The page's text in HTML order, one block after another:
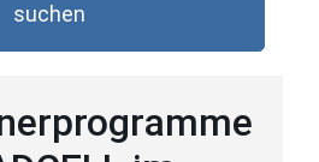
suchen